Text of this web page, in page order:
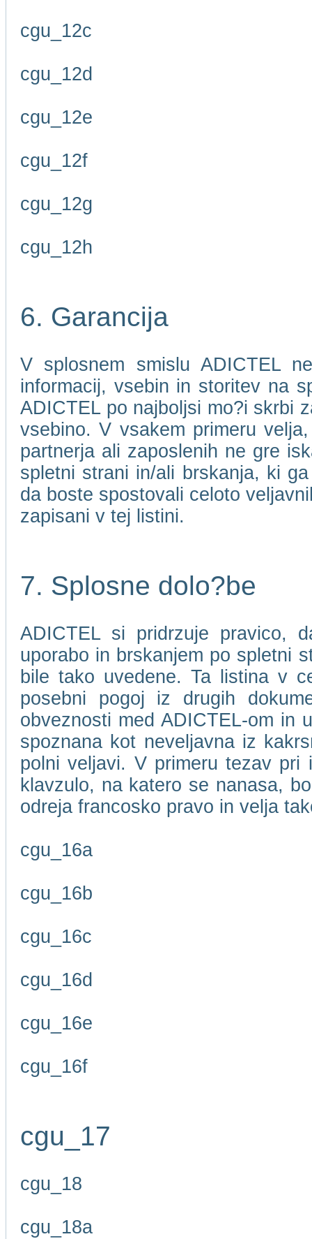
cgu_12c
cgu_12d
cgu_12e
cgu_12f
cgu_12g
cgu_12h
6. Garancija
V splosnem smislu ADICTEL
informacij, vsebin in storitev na
ADICTEL po najboljsi mo?i skrbi
vsebino. V vsakem primeru
partnerja ali zaposlenih ne gre
spletni strani in/ali brskanja, ki
da boste spostovali celoto
zapisani v tej listini.
7. Splosne dolo?be
ADICTEL si pridrzuje pravico,
uporabo in brskanjem po spletni
bile tako uvedene. Ta listina v
posebni pogoj iz drugih
obveznosti med ADICTEL-om in
spoznana kot neveljavna iz
polni veljavi. V primeru tezav pri
klavzulo, na katero se nanasa,
odreja francosko pravo in velja
cgu_16a
cgu_16b
cgu_16c
cgu_16d
cgu_16e
cgu_16f
cgu_17
cgu_18
cgu_18a